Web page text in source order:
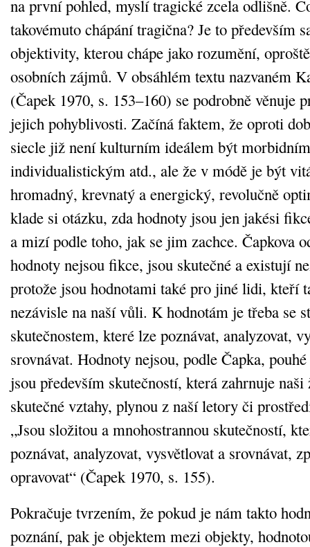
na první pohled, myslí tragické zcela odlišně.
takovémuto chápání tragična? Je to především
objektivity, kterou chápe jako rozumění,
osobních zájmů. V obsáhlém textu nazvaném
(Čapek 1970, s. 153–160) se podrobně věnuje
jejich pohyblivosti. Začíná faktem, že oproti
siecle již není kulturním ideálem být
individualistickým atd., ale že v módě je být
hromadný, krevnatý a energický, revolučně
klade si otázku, zda hodnoty jsou jen jakési
a mizí podle toho, jak se jim zachce. Čapkova
hodnoty nejsou fikce, jsou skutečné a existují
protože jsou hodnotami také pro jiné lidi, kteří
nezávisle na naší vůli. K hodnotám je třeba se
skutečnostem, které lze poznávat, analyzovat,
srovnávat. Hodnoty nejsou, podle Čapka,
jsou především skutečností, která zahrnuje
skutečné vztahy, plynou z naší letory či
„Jsou složitou a mnohostrannou skutečností,
poznávat, analyzovat, vysvětlovat a srovnávat,
opravovat“ (Čapek 1970, s. 155).
Pokračuje tvrzením, že pokud je nám takto
poznání, pak je objektem mezi objekty,